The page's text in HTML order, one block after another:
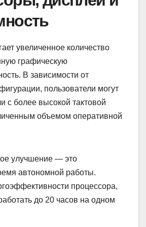
увеличенное количество
графическую
В зависимости от
пользователи могут
с более высокой тактовой
объемом оперативной
улучшение — это
автономной работы.
процессора,
до 20 часов на одном